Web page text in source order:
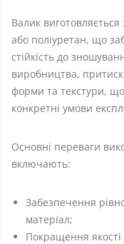
Валик виготовляється
або поліуретан, що
стійкість до
виробництва,
форми та текстури, що
конкретні умови
Основні переваги
включають:
Забезпечення
матеріал;
Покращення якості